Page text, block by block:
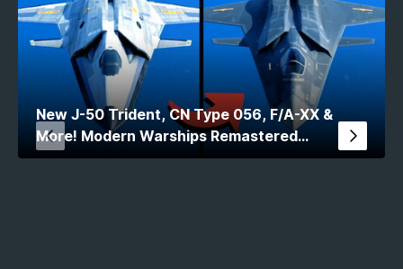
New J-50 Trident, CN Type 056, F/A-XX &
More! Modern Warships Remastered
Comparison